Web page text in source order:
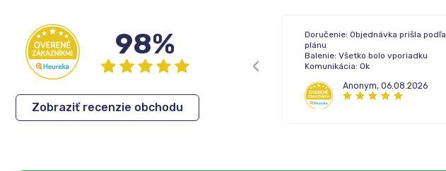
98%
Zobraziť recenzie obchodu
Žiadne !
Doručenie: Objednávka prišla podľa
plánu
Balenie: Všetko bolo vporiadku
Komunikácia: Ok
Anonym, 06.08.2026